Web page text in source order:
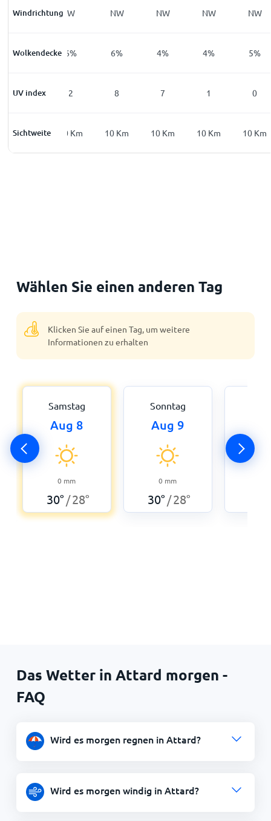
Windrichtung
W W NW NW NW NW
Wolkendecke
2% 6% 6% 4% 4% 5%
UV index
0 2 8 7 1 0
Sichtweite
10Km 10 Km 10 Km 10 Km 10 Km 10 Km
Wählen Sie einen anderen Tag
Klicken Sie auf einen Tag, um weitere
Informationen zu erhalten
Samstag
Aug 8
0 mm
30° /28°
Sonntag
Aug 9
0 mm
30° /28°
Das Wetter in Attard morgen -
FAQ
Wird es morgen regnen in Attard?
Wird es morgen windig in Attard?